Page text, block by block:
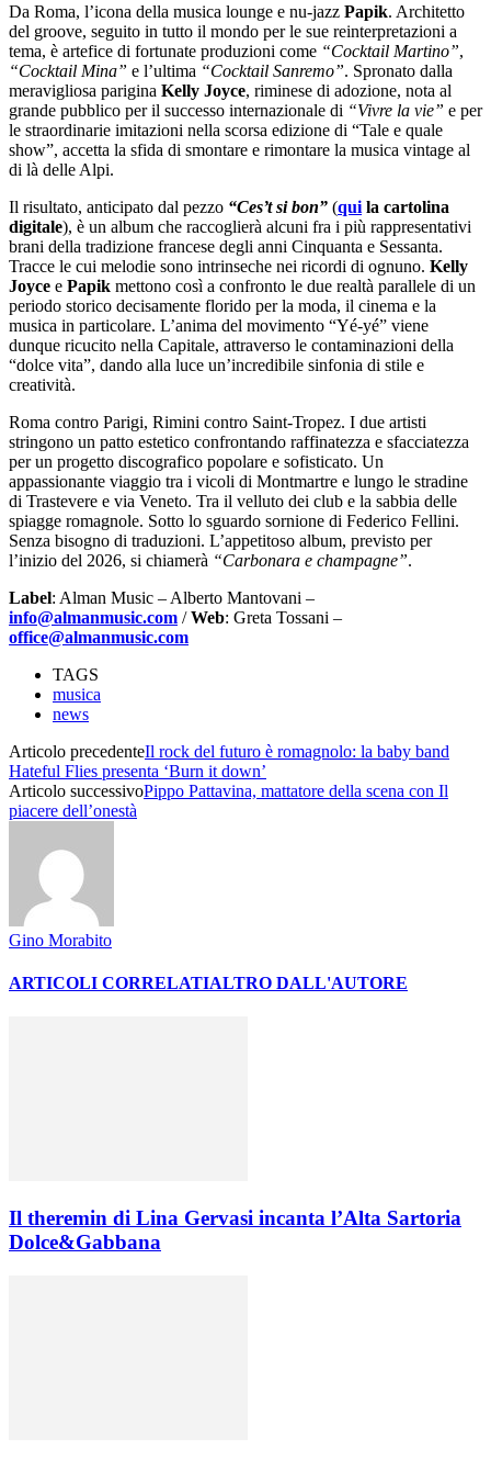
Da Roma, l’icona della musica lounge e nu-jazz Papik. Architetto
del groove, seguito in tutto il mondo per le sue reinterpretazioni a
tema, è artefice di fortunate produzioni come “Cocktail Martino”,
“Cocktail Mina” e l’ultima “Cocktail Sanremo”. Spronato dalla
meravigliosa parigina Kelly Joyce, riminese di adozione, nota al
grande pubblico per il successo internazionale di “Vivre la vie” e per
le straordinarie imitazioni nella scorsa edizione di “Tale e quale
show”, accetta la sfida di smontare e rimontare la musica vintage al
di là delle Alpi.
Il risultato, anticipato dal pezzo “Ces’t si bon” (qui la cartolina
digitale), è un album che raccoglierà alcuni fra i più rappresentativi
brani della tradizione francese degli anni Cinquanta e Sessanta.
Tracce le cui melodie sono intrinseche nei ricordi di ognuno. Kelly
Joyce e Papik mettono così a confronto le due realtà parallele di un
periodo storico decisamente florido per la moda, il cinema e la
musica in particolare. L’anima del movimento “Yé-yé” viene
dunque ricucito nella Capitale, attraverso le contaminazioni della
“dolce vita”, dando alla luce un’incredibile sinfonia di stile e
creatività.
Roma contro Parigi, Rimini contro Saint-Tropez. I due artisti
stringono un patto estetico confrontando raffinatezza e sfacciatezza
per un progetto discografico popolare e sofisticato. Un
appassionante viaggio tra i vicoli di Montmartre e lungo le stradine
di Trastevere e via Veneto. Tra il velluto dei club e la sabbia delle
spiagge romagnole. Sotto lo sguardo sornione di Federico Fellini.
Senza bisogno di traduzioni. L’appetitoso album, previsto per
l’inizio del 2026, si chiamerà “Carbonara e champagne”.
Label: Alman Music – Alberto Mantovani –
info@almanmusic.com /Web: Greta Tossani –
office@almanmusic.com
TAGS
musica
news
Articolo precedenteIl rock del futuro è romagnolo: la baby band
Hateful Flies presenta ‘Burn it down’
Articolo successivoPippo Pattavina, mattatore della scena con Il
piacere dell’onestà
Gino Morabito
ARTICOLI CORRELATIALTRO DALL'AUTORE
Il theremin di Lina Gervasi incanta l’Alta Sartoria
Dolce&Gabbana